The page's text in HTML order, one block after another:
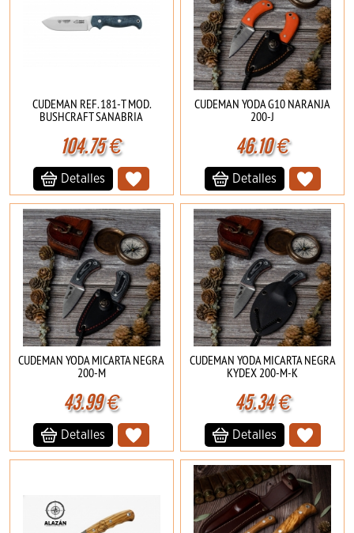
CUDEMAN REF. 181-T MOD.
BUSHCRAFT SANABRIA
104.75€
Detalles
CUDEMAN YODA G10 NARANJA
200-J
46.10€
Detalles
CUDEMAN YODA MICARTA NEGRA
200-M
43.99€
Detalles
CUDEMAN YODA MICARTA NEGRA
KYDEX 200-M-K
45.34€
Detalles